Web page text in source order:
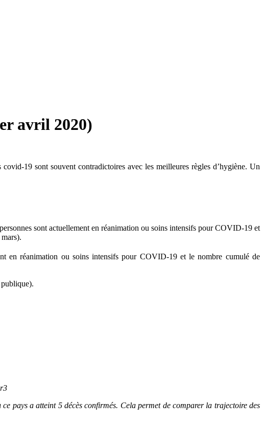
avril 2020)
19 sont souvent contradictoires avec les meilleures règles d’hygiène. Un
sont actuellement en réanimation ou soins intensifs pour COVID-19 et
en réanimation ou soins intensifs pour COVID-19 et le nombre cumulé de
pays a atteint 5 décès confirmés. Cela permet de comparer la trajectoire des